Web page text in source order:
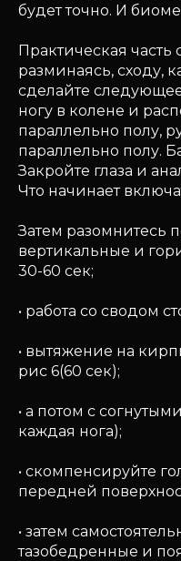
будет точно. И
Практическая часть
разминаясь, сходу,
сделайте
ногу в колене и
параллельно полу,
параллельно полу.
Закройте глаза и
Что начинает
Затем разомнитесь
вертикальные и
30-60 сек;
• работа со сводом
• вытяжение на
рис 6(60 сек);
• а потом с
каждая нога);
• скомпенсируйте
передней
• затем
тазобедренные и